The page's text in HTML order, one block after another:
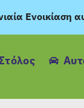
Ενοικίαση